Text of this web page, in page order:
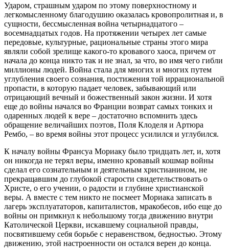
Ударом, страшным ударом по этому поверхностному и
легкомысленному благодушию оказалась кровопролитная и, в
сущности, бессмысленная война четырнадцатого –
восемнадцатых годов. На протяжении четырех лет самые
передовые, культурные, рациональные страны этого мира
являли собой зрелище какого-то кровавого хаоса, причем от
начала до конца никто так и не знал, за что, во имя чего гибли
миллионы людей. Война стала для многих и многих путем
углубления своего сознания, постижения той иррациональной
пропасти, в которую падает человек, забывающий или
отрицающий вечный и божественный закон жизни. И хотя
еще до войны начался во Франции возврат самых тонких и
одаренных людей к вере – достаточно вспомнить здесь
обращение величайших поэтов, Поля Клоделя и Артюра
Рембо, – во время войны этот процесс усилился и углубился.
К началу войны Франсуа Мориаку было тридцать лет, и, хотя
он никогда не терял веры, именно кровавый кошмар войны
сделал его сознательным и деятельным христианином, не
прекращавшим до глубокой старости свидетельствовать о
Христе, о его учении, о радости и глубине христианской
веры. А вместе с тем никто не посмеет Мориака записать в
лагерь эксплуататоров, капиталистов, мракобесов, ибо еще до
войны он примкнул к небольшому тогда движению внутри
Католической Церкви, искавшему социальной правды,
посвятившему себя борьбе с неравенством, бедностью. Этому
движению, этой настроенности он остался верен до конца.